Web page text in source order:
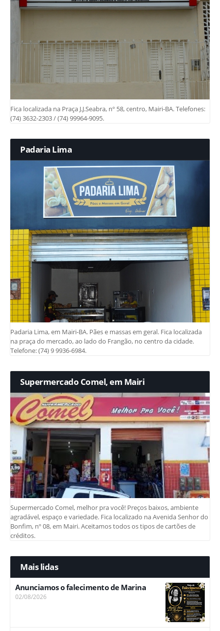
Fica localizada na Praça J.J.Seabra, nº 58, centro, Mairi-BA. Telefones:
(74) 3632-2303 / (74) 99964-9095.
Padaria Lima
Padaria Lima, em Mairi-BA. Pães e massas em geral. Fica localizada
na praça do mercado, ao lado do Frangão, no centro da cidade.
Telefone: (74) 9 9936-6984.
Supermercado Comel, em Mairi
Supermercado Comel, melhor pra você! Preços baixos, ambiente
agradável, espaço e variedade. Fica localizado na Avenida Senhor do
Bonfim, nº 08, em Mairi. Aceitamos todos os tipos de cartões de
créditos.
Mais lidas
Anunciamos o falecimento de Marina
02/08/2026